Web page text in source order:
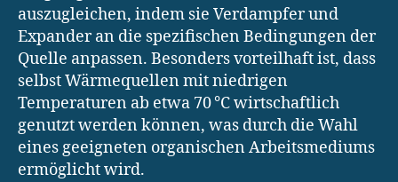
auszugleichen, indem sie Verdampfer und
Expander an die spezifischen Bedingungen der
Quelle anpassen. Besonders vorteilhaft ist, dass
selbst Wärmequellen mit niedrigen
Temperaturen ab etwa 70 °C wirtschaftlich
genutzt werden können, was durch die Wahl
eines geeigneten organischen Arbeitsmediums
ermöglicht wird.